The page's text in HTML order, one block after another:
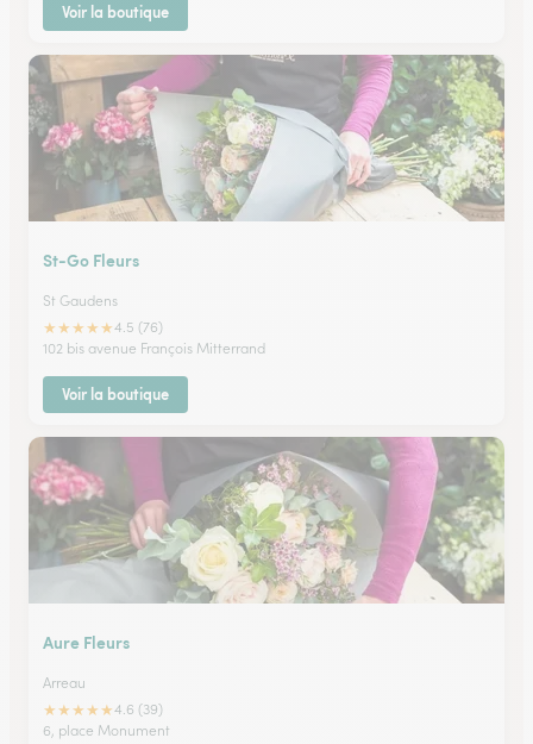
Voir la boutique
St-Go Fleurs
St Gaudens
★★★★★4.5 (76)
102 bis avenue François Mitterrand
Voir la boutique
Aure Fleurs
Arreau
★★★★★4.6 (39)
6, place Monument